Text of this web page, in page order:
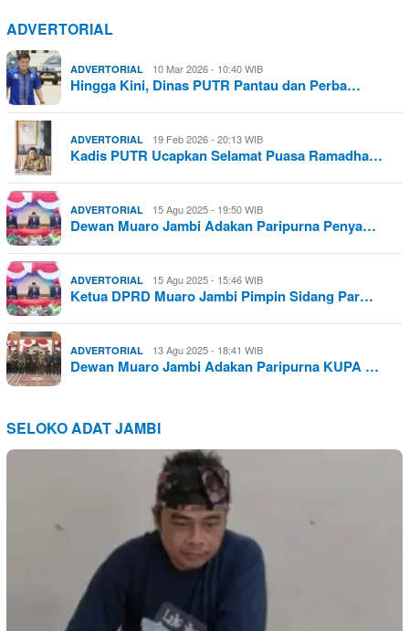
ADVERTORIAL
ADVERTORIAL 10 Mar 2026 - 10:40 WIB
Hingga Kini, Dinas PUTR Pantau dan Perba…
ADVERTORIAL 19 Feb 2026 - 20:13 WIB
Kadis PUTR Ucapkan Selamat Puasa Ramadha…
ADVERTORIAL 15 Agu 2025 - 19:50 WIB
Dewan Muaro Jambi Adakan Paripurna Penya…
ADVERTORIAL 15 Agu 2025 - 15:46 WIB
Ketua DPRD Muaro Jambi Pimpin Sidang Par…
ADVERTORIAL 13 Agu 2025 - 18:41 WIB
Dewan Muaro Jambi Adakan Paripurna KUPA …
SELOKO ADAT JAMBI